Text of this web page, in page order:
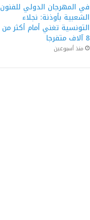
في المهرجان الدولي للفنون
الشعبية بأوذنة: نجلاء
التونسية تغني أمام أكثر من
8 آلاف متفرجا
منذ أسبوعين